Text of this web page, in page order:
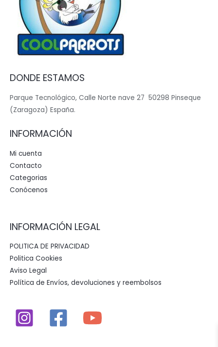
DONDE ESTAMOS
Parque Tecnológico, Calle Norte nave 27 50298 Pinseque
(Zaragoza) España.
INFORMACIÓN
Mi cuenta
Contacto
Categorias
Conócenos
INFORMACIÓN LEGAL
POLITICA DE PRIVACIDAD
Politica Cookies
Aviso Legal
Política de Envíos, devoluciones y reembolsos